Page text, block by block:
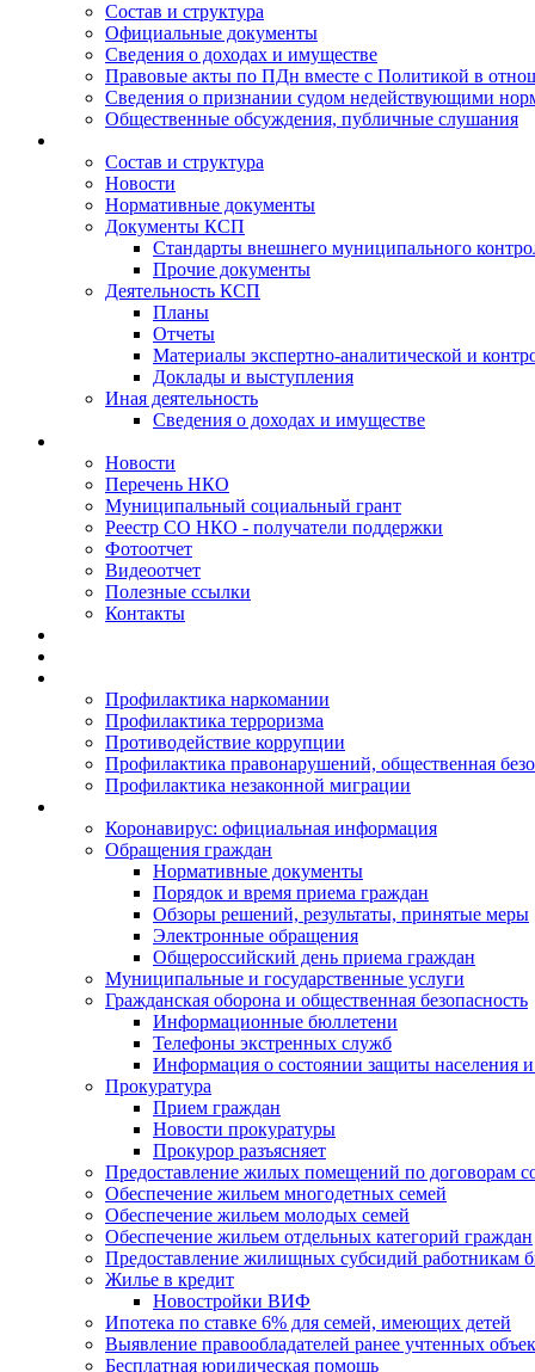
Состав и структура
Официальные документы
Сведения о доходах и имуществе
Правовые акты по ПДн вместе с Политикой в
Сведения о признании судом недействующими
Общественные обсуждения, публичные слушания
Состав и структура
Новости
Нормативные документы
Документы КСП
Стандарты внешнего муниципального
Прочие документы
Деятельность КСП
Планы
Отчеты
Материалы экспертно-аналитической и
Доклады и выступления
Иная деятельность
Сведения о доходах и имуществе
Новости
Перечень НКО
Муниципальный социальный грант
Реестр СО НКО - получатели поддержки
Фотоотчет
Видеоотчет
Полезные ссылки
Контакты
Профилактика наркомании
Профилактика терроризма
Противодействие коррупции
Профилактика правонарушений, общественная
Профилактика незаконной миграции
Коронавирус: официальная информация
Обращения граждан
Нормативные документы
Порядок и время приема граждан
Обзоры решений, результаты, принятые меры
Электронные обращения
Общероссийский день приема граждан
Муниципальные и государственные услуги
Гражданская оборона и общественная безопасность
Информационные бюллетени
Телефоны экстренных служб
Информация о состоянии защиты населения
Прокуратура
Прием граждан
Новости прокуратуры
Прокурор разъясняет
Предоставление жилых помещений по договорам
Обеспечение жильем многодетных семей
Обеспечение жильем молодых семей
Обеспечение жильем отдельных категорий граждан
Предоставление жилищных субсидий работникам
Жилье в кредит
Новостройки ВИФ
Ипотека по ставке 6% для семей, имеющих детей
Выявление правообладателей ранее учтенных
Бесплатная юридическая помощь